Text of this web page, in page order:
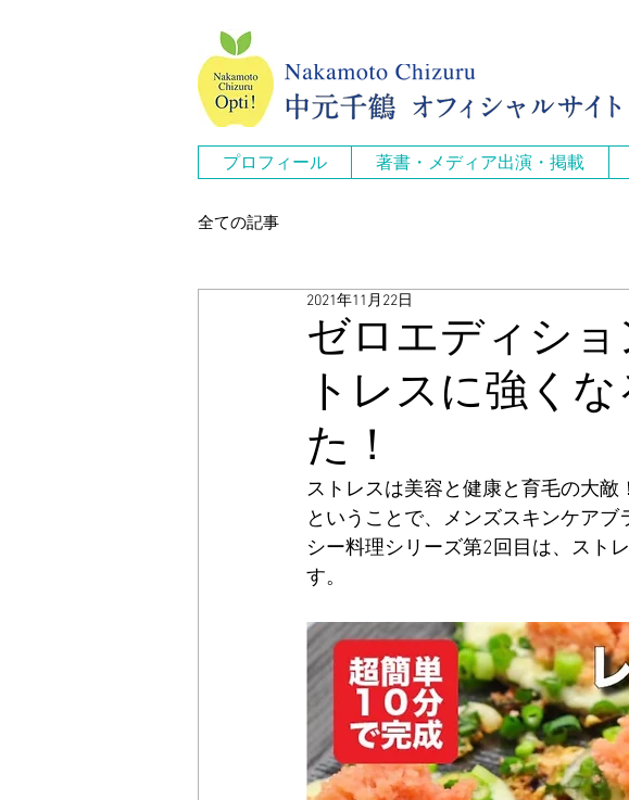
プロフィール 著書・メディア出演・掲載
全ての記事
ゼロエディショ
トレスに強く
た！
2021年11月22日
ストレスは美容と健康と育毛の大敵！
ということで、メンズスキンケア
シー料理シリーズ第2回目は、スト
す。